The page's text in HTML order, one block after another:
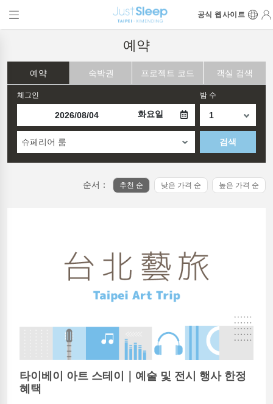
공식 웹사이트
예약
예약 숙박권 프로젝트 코드 객실 검색
체그인
화요일
밤 수
슈페리어 룸 검색
순서： 추천 순 낮은 가격 순 높은 가격 순
타이베이 아트 스테이｜예술 및 전시 행사 한정
혜택